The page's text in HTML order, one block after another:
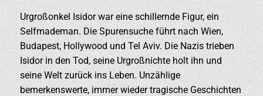
Urgroßonkel Isidor war eine schillernde Figur, ein
Selfmademan. Die Spurensuche führt nach Wien,
Budapest, Hollywood und Tel Aviv. Die Nazis trieben
Isidor in den Tod, seine Urgroßnichte holt ihn und
seine Welt zurück ins Leben. Unzählige
bemerkenswerte, immer wieder tragische Geschichten